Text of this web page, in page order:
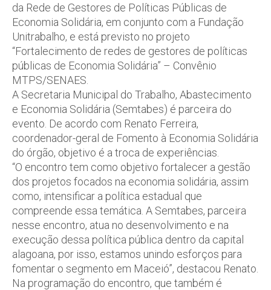
da Rede de Gestores de Políticas Públicas de
Economia Solidária, em conjunto com a Fundação
Unitrabalho, e está previsto no projeto
“Fortalecimento de redes de gestores de políticas
públicas de Economia Solidária” – Convênio
MTPS/SENAES.
A Secretaria Municipal do Trabalho, Abastecimento
e Economia Solidária (Semtabes) é parceira do
evento. De acordo com Renato Ferreira,
coordenador-geral de Fomento à Economia Solidária
do órgão, objetivo é a troca de experiências.
“O encontro tem como objetivo fortalecer a gestão
dos projetos focados na economia solidária, assim
como, intensificar a política estadual que
compreende essa temática. A Semtabes, parceira
nesse encontro, atua no desenvolvimento e na
execução dessa política pública dentro da capital
alagoana, por isso, estamos unindo esforços para
fomentar o segmento em Maceió”, destacou Renato.
Na programação do encontro, que também é